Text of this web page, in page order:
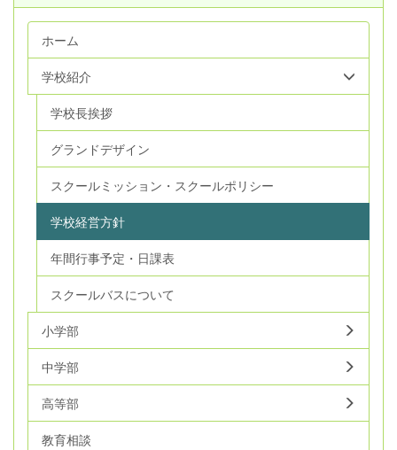
ホーム
学校紹介
学校長挨拶
グランドデザイン
スクールミッション・スクールポリシー
学校経営方針
年間行事予定・日課表
スクールバスについて
小学部
中学部
高等部
教育相談